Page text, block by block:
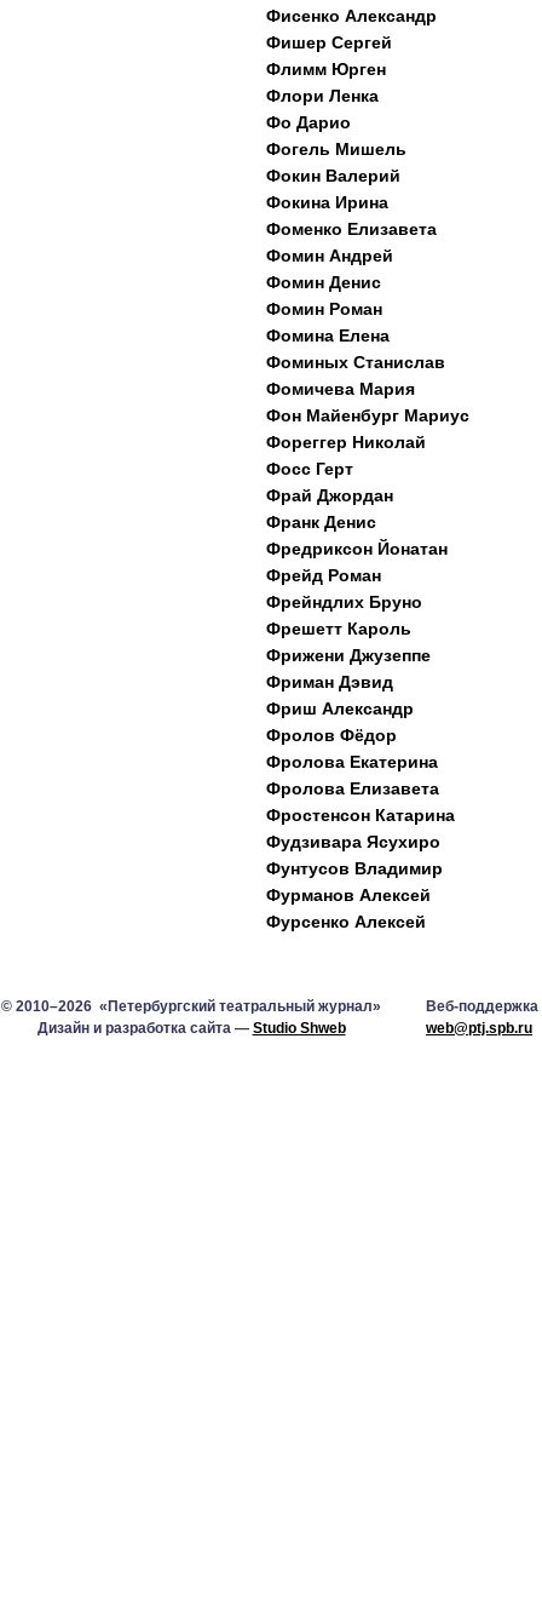
Фисенко Александр
Фишер Сергей
Флимм Юрген
Флори Ленка
Фо Дарио
Фогель Мишель
Фокин Валерий
Фокина Ирина
Фоменко Елизавета
Фомин Андрей
Фомин Денис
Фомин Роман
Фомина Елена
Фоминых Станислав
Фомичева Мария
Фон Майенбург Мариус
Фореггер Николай
Фосс Герт
Фрай Джордан
Франк Денис
Фредриксон Йонатан
Фрейд Роман
Фрейндлих Бруно
Фрешетт Кароль
Фрижени Джузеппе
Фриман Дэвид
Фриш Александр
Фролов Фёдор
Фролова Екатерина
Фролова Елизавета
Фростенсон Катарина
Фудзивара Ясухиро
Фунтусов Владимир
Фурманов Алексей
Фурсенко Алексей
© 2010–2026 «Петербургский театральный журнал»
Дизайн и разработка сайта — Studio Shweb
Веб-поддержка
web@ptj.spb.ru